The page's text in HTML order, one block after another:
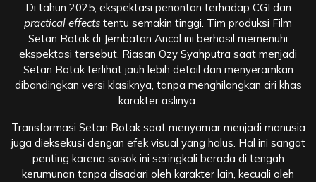
Di tahun 2025, ekspektasi penonton terhadap CGI dan
practical effects tentu semakin tinggi. Tim produksi Film
Setan Botak di Jembatan Ancol ini berhasil memenuhi
ekspektasi tersebut. Riasan Ozy Syahputra saat menjadi
Setan Botak terlihat jauh lebih detail dan menyeramkan
dibandingkan versi klasiknya, tanpa menghilangkan ciri khas
karakter aslinya.
Transformasi Setan Botak saat menyamar menjadi manusia
juga dieksekusi dengan efek visual yang halus. Hal ini sangat
penting karena sosok ini seringkali berada di tengah
kerumunan tanpa disadari oleh karakter lain, kecuali oleh